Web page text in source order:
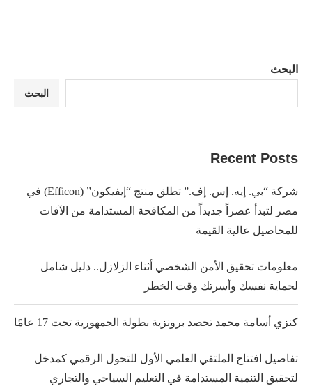
البحث
البحث
Recent Posts
شركة “بي. إيه. إس. إف.” تطلق منتج “إيفيكون” (Efficon) في
مصر لتبدأ عصراً جديداً من المكافحة المستدامة من الآفات
للمحاصيل عالية القيمة
معلومات تحقيق الأمن الشخصي أثناء الزلازل.. دليل شامل
لحماية نفسك وأسرتك وقت الخطر
كنزي أسامة محمد تحصد برونزية بطولة الجمهورية تحت 17 عامًا
تفاصيل افتتاح الملتقي العلمي الأول للتحول الرقمي كمدخل
لتحقيق التنمية المستدامة في التعليم السياحي والتجاري